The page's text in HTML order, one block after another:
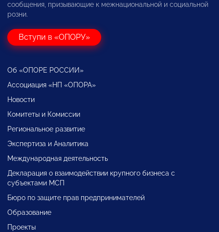
сообщения, призывающие к межнациональной и социальной
розни.
Вступи в «ОПОРУ»
Об «ОПОРЕ РОССИИ»
Ассоциация «НП «ОПОРА»
Новости
Комитеты и Комиссии
Региональное развитие
Экспертиза и Аналитика
Международная деятельность
Декларация о взаимодействии крупного бизнеса с
субъектами МСП
Бюро по защите прав предпринимателей
Образование
Проекты